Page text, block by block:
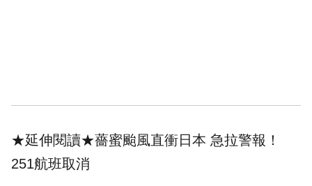
★延伸閱讀★薔蜜颱風直衝日本 急拉警報！
251航班取消